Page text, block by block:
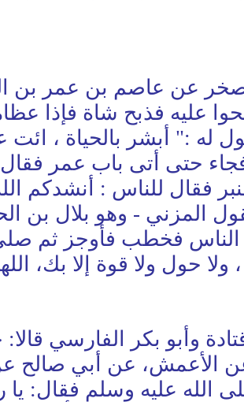
عن عاصم بن عمر بن
عليه فذبح شاة فإذا
له :" أبشر بالحياة ،
حتى أتى باب عمر فقال
فقال للناس : أنشدكم
المزني - وهو بلال بن
فخطب فأوجز ثم
حول ولا قوة إلا بك،
وأبو بكر الفارسي
،عن الأعمش، عن أبي
عليه وسلم فقال: يا